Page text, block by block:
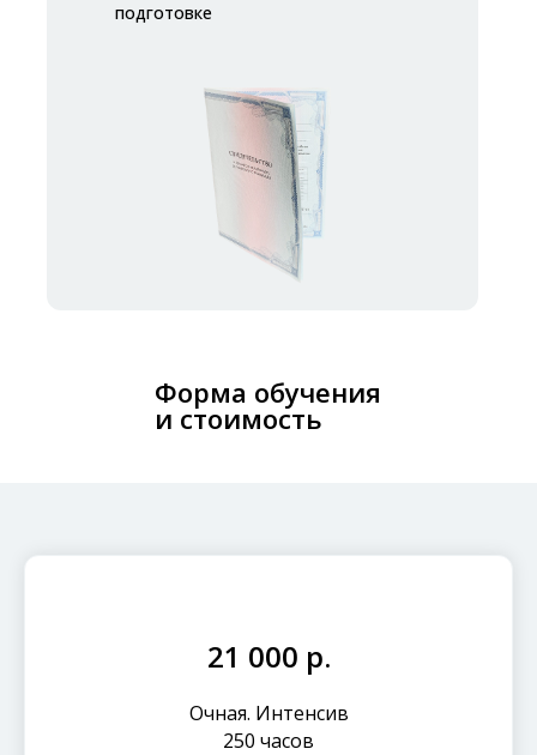
подготовке
Форма обучения
и стоимость
21 000 р.
Очная. Интенсив
250 часов